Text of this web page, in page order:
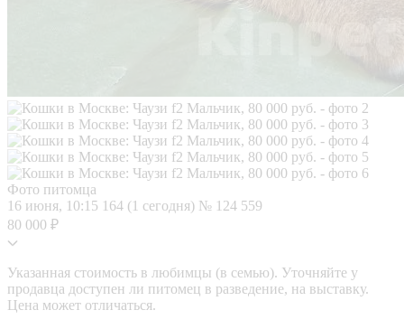
Фото питомца
16 июня, 10:15 164 (1 сегодня) № 124 559
80 000 ₽
Указанная стоимость в любимцы (в семью). Уточняйте у
продавца доступен ли питомец в разведение, на выставку.
Цена может отличаться.